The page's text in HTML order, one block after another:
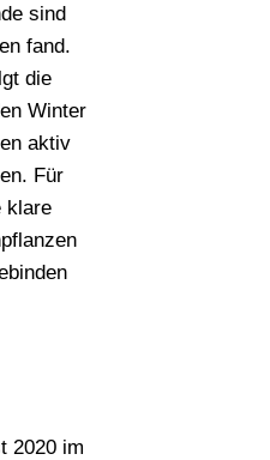
sind
fand.
die
Winter
aktiv
Für
klare
2020 im